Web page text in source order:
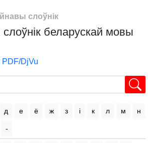
слоўнік
беларускай мовы
PDF/DjVu
д е ё ж з і к л м н
-